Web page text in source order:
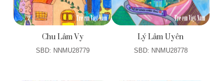
Chu Lâm Vy
SBD: NNMU28779
Lý Lâm Uyên
SBD: NNMU28778